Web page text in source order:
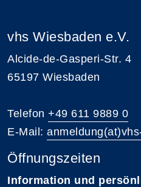
vhs Wiesbaden e.V.
Alcide-de-Gasperi-Str. 4
65197 Wiesbaden
Telefon +49 611 9889 0
E-Mail:
Öffnungszeiten
Information und